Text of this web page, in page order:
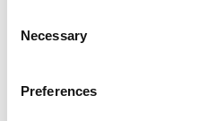
Selection
Necessary
Preferences